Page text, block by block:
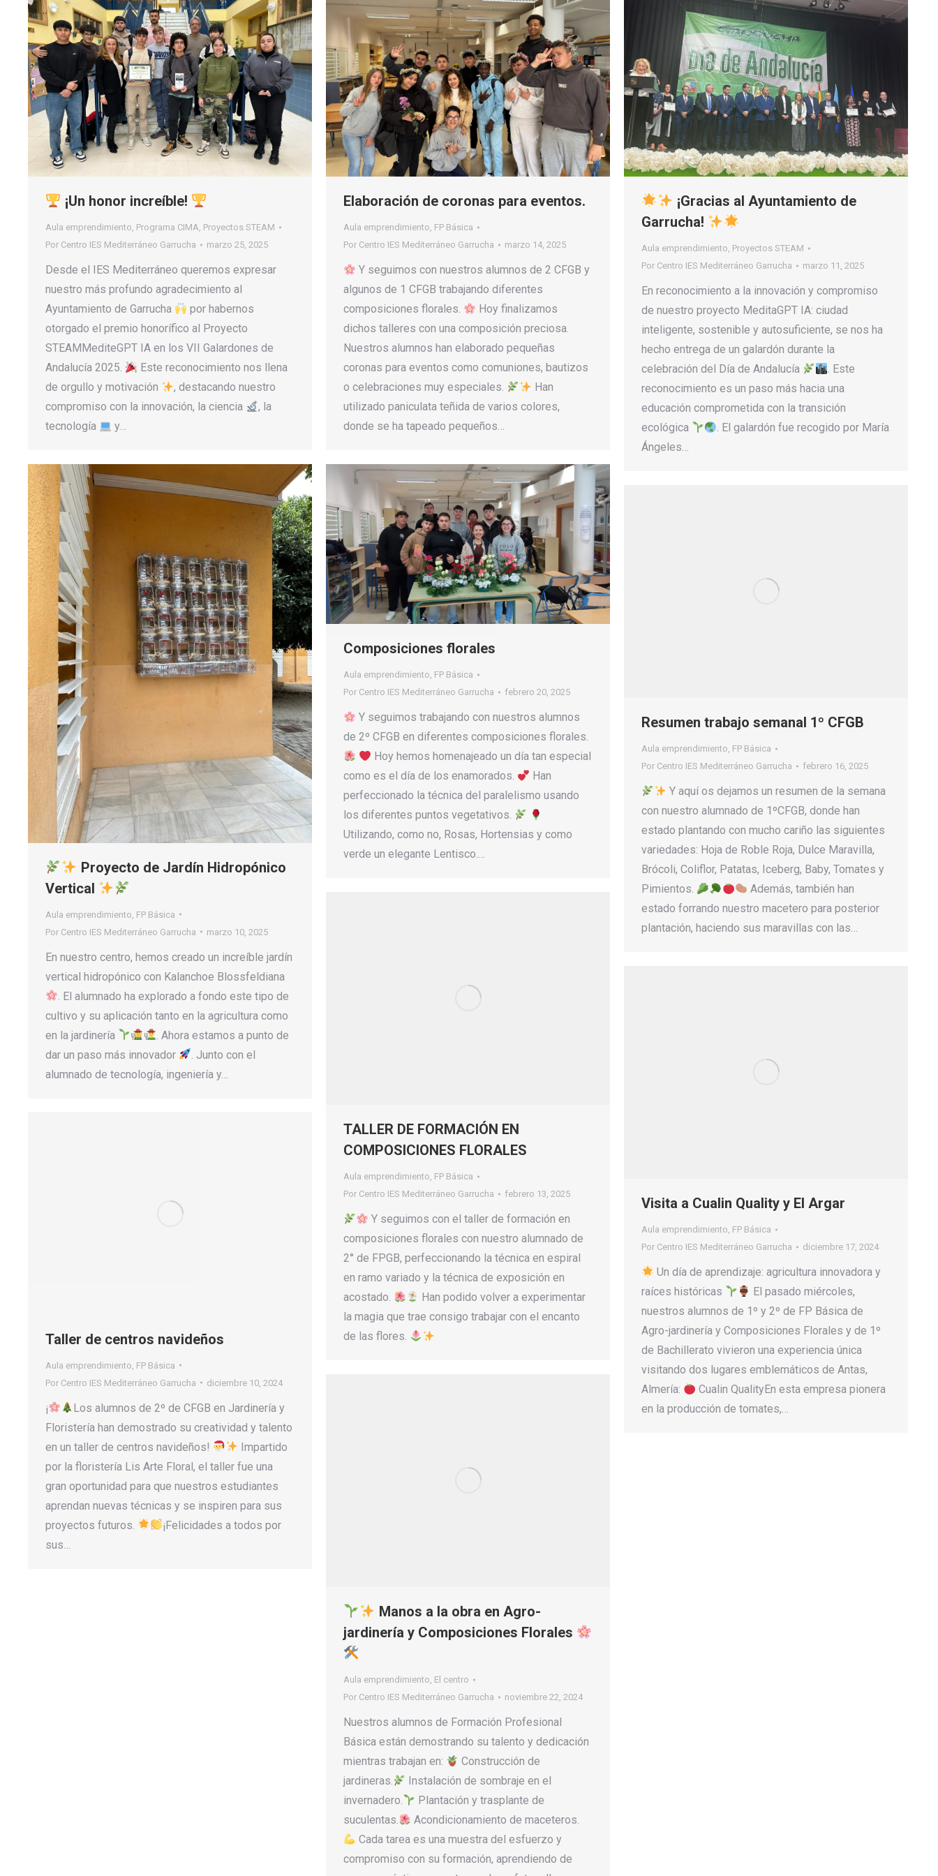
¡Un honor increíble!
Aula emprendimiento, Programa CIMA, Proyectos STEAM
Por Centro IES Mediterráneo Garrucha marzo 25, 2025
Desde el IES Mediterráneo queremos expresar
nuestro más profundo agradecimiento al
Ayuntamiento de Garrucha
por habernos
otorgado el premio honorífico al Proyecto
STEAMMediteGPT IA en los VII Galardones de
Andalucía 2025.
Este reconocimiento nos llena
de orgullo y motivación
, destacando nuestro
compromiso con la innovación, la ciencia
, la
tecnología
y…
Elaboración de coronas para eventos.
Aula emprendimiento, FP Básica
Por Centro IES Mediterráneo Garrucha marzo 14, 2025
Y seguimos con nuestros alumnos de 2 CFGB y
algunos de 1 CFGB trabajando diferentes
composiciones florales.
Hoy finalizamos
dichos talleres con una composición preciosa.
Nuestros alumnos han elaborado pequeñas
coronas para eventos como comuniones, bautizos
o celebraciones muy especiales.
Han
utilizado paniculata teñida de varios colores,
donde se ha tapeado pequeños…
¡Gracias al Ayuntamiento de
Garrucha!
Aula emprendimiento, Proyectos STEAM
Por Centro IES Mediterráneo Garrucha marzo 11, 2025
En reconocimiento a la innovación y compromiso
de nuestro proyecto MeditaGPT IA: ciudad
inteligente, sostenible y autosuficiente, se nos ha
hecho entrega de un galardón durante la
celebración del Día de Andalucía
. Este
reconocimiento es un paso más hacia una
educación comprometida con la transición
ecológica
. El galardón fue recogido por María
Ángeles…
Proyecto de Jardín Hidropónico
Vertical
Aula emprendimiento FP Básica
Por Centro IES Mediterráneo Garrucha marzo 10, 2025
En nuestro centro, hemos creado un increíble jardín
vertical hidropónico con Kalanchoe Blossfeldiana
. El alumnado ha explorado a fondo este tipo de
cultivo y su aplicación tanto en la agricultura como
en la jardinería
. Ahora estamos a punto de
dar un paso más innovador
. Junto con el
alumnado de tecnología, ingeniería y…
Composiciones florales
Aula emprendimiento, FP Básica
Por Centro IES Mediterráneo Garrucha febrero 20, 2025
Y seguimos trabajando con nuestros alumnos
de 2º CFGB en diferentes composiciones florales.
Hoy hemos homenajeado un día tan especial
como es el día de los enamorados.
Han
perfeccionado la técnica del paralelismo usando
los diferentes puntos vegetativos.
Utilizando, como no, Rosas, Hortensias y como
verde un elegante Lentisco.…
Resumen trabajo semanal 1º CFGB
Aula emprendimiento, FP Básica
Por Centro IES Mediterráneo Garrucha febrero 16, 2025
Y aquí os dejamos un resumen de la semana
con nuestro alumnado de 1ºCFGB, donde han
estado plantando con mucho cariño las siguientes
variedades: Hoja de Roble Roja, Dulce Maravilla,
Brócoli, Coliflor, Patatas, Iceberg, Baby, Tomates y
Pimientos.
Además, también han
estado forrando nuestro macetero para posterior
plantación, haciendo sus maravillas con las…
TALLER DE FORMACIÓN EN
COMPOSICIONES FLORALES
Aula emprendimiento, FP Básica
Por Centro IES Mediterráneo Garrucha febrero 13, 2025
Y seguimos con el taller de formación en
composiciones florales con nuestro alumnado de
2° de FPGB, perfeccionando la técnica en espiral
en ramo variado y la técnica de exposición en
acostado.
Han podido volver a experimentar
la magia que trae consigo trabajar con el encanto
de las flores.
Visita a Cualin Quality y El Argar
Aula emprendimiento, FP Básica
Por Centro IES Mediterráneo Garrucha diciembre 17, 2024
Un día de aprendizaje: agricultura innovadora y
raíces históricas
El pasado miércoles,
nuestros alumnos de 1º y 2º de FP Básica de
Agro-jardinería y Composiciones Florales y de 1º
de Bachillerato vivieron una experiencia única
visitando dos lugares emblemáticos de Antas,
Almería:
Cualin QualityEn esta empresa pionera
en la producción de tomates,…
Taller de centros navideños
Aula emprendimiento FP Básica
Por Centro IES Mediterráneo Garrucha diciembre 10, 2024
¡
Los alumnos de 2º de CFGB en Jardinería y
Floristería han demostrado su creatividad y talento
en un taller de centros navideños!
Impartido
por la floristería Lis Arte Floral, el taller fue una
gran oportunidad para que nuestros estudiantes
aprendan nuevas técnicas y se inspiren para sus
proyectos futuros.
¡Felicidades a todos por
sus…
Manos a la obra en Agro-
jardinería y Composiciones Florales
Aula emprendimiento, El centro
Por Centro IES Mediterráneo Garrucha noviembre 22, 2024
Nuestros alumnos de Formación Profesional
Básica están demostrando su talento y dedicación
mientras trabajan en:
Construcción de
jardineras.
Instalación de sombraje en el
invernadero.
Plantación y trasplante de
suculentas.
Acondicionamiento de maceteros.
Cada tarea es una muestra del esfuerzo y
compromiso con su formación, aprendiendo de